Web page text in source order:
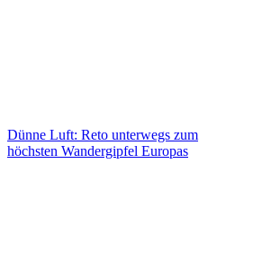
Dünne Luft: Reto unterwegs zum
höchsten Wandergipfel Europas